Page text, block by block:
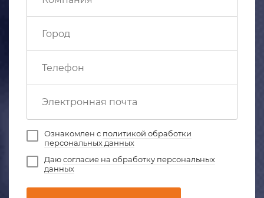
Ознакомлен с политикой обработки
персональных данных
Даюсогласие на обработку персональных
данных